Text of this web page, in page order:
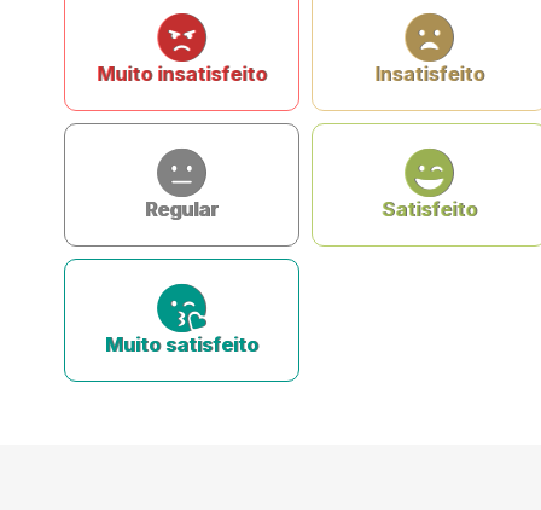
Muito insatisfeito Insatisfeito
Regular Satisfeito
Muito satisfeito